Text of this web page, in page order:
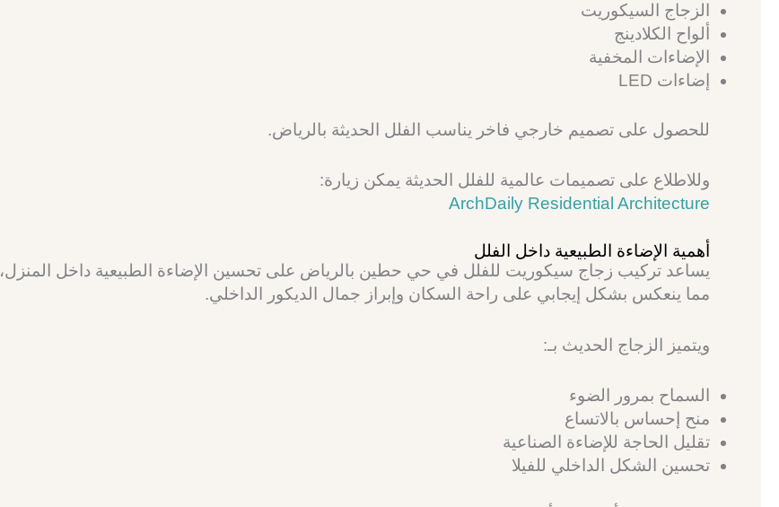
الزجاج السيكوريت
ألواح الكلادينج
الإضاءات المخفية
إضاءات LED
للحصول على تصميم خارجي فاخر يناسب الفلل الحديثة بالرياض.
وللاطلاع على تصميمات عالمية للفلل الحديثة يمكن زيارة:
ArchDaily Residential Architecture
أهمية الإضاءة الطبيعية داخل الفلل
يساعد تركيب زجاج سيكوريت للفلل في حي حطين بالرياض على تحسين الإضاءة الطبيعية داخل المنزل،
مما ينعكس بشكل إيجابي على راحة السكان وإبراز جمال الديكور الداخلي.
ويتميز الزجاج الحديث بـ:
السماح بمرور الضوء
منح إحساس بالاتساع
تقليل الحاجة للإضاءة الصناعية
تحسين الشكل الداخلي للفيلا